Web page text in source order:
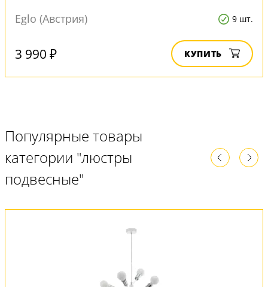
Eglo (Австрия) 9 шт.
3 990 ₽ КУПИТЬ
Популярные товары
категории "люстры
подвесные"